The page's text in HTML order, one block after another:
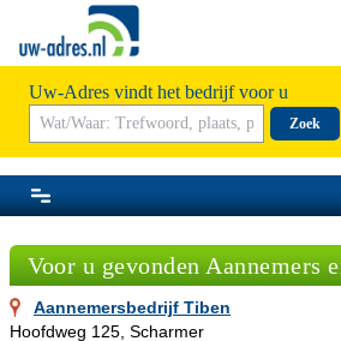
Uw-Adres vindt het bedrijf voor u
Zoek
Voor u gevonden Aannemers
Aannemersbedrijf Tiben
Hoofdweg 125, Scharmer